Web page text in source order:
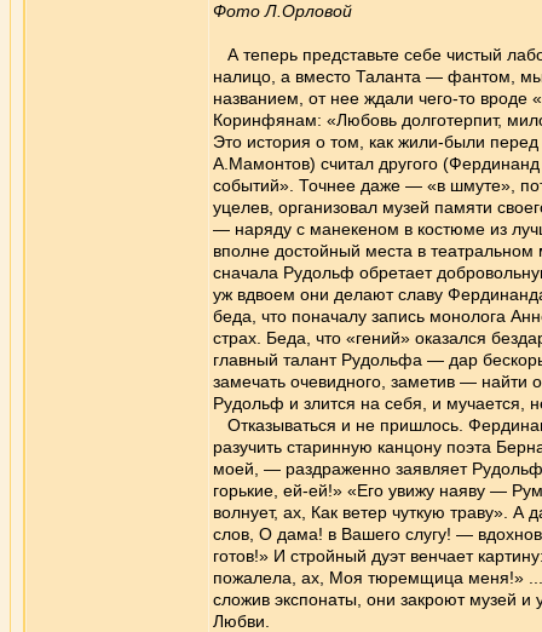
Фото Л.Орловой
А теперь представьте себе чистый
налицо, а вместо Таланта — фантом,
названием, от нее ждали чего-то
Коринфянам: «Любовь долготерпит,
Это история о том, как жили-были
А.Мамонтов) считал другого
событий». Точнее даже — «в шмуте»,
уцелев, организовал музей памяти
— наряду с манекеном в костюме из
вполне достойный места в театральном
сначала Рудольф обретает
уж вдвоем они делают славу
беда, что поначалу запись монолога
страх. Беда, что «гений» оказался
главный талант Рудольфа — дар
замечать очевидного, заметив —
Рудольф и злится на себя, и мучается,
Отказываться и не пришлось.
разучить старинную канцону поэта
моей, — раздраженно заявляет
горькие, ей-ей!» «Его увижу наяву —
волнует, ах, Как ветер чуткую траву». А
слов, О дама! в Вашего слугу! —
готов!» И стройный дуэт венчает
пожалела, ах, Моя тюремщица меня!»
сложив экспонаты, они закроют музей
Любви.